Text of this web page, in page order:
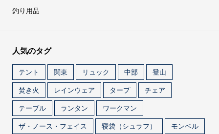
釣り用品
人気のタグ
テント 関東 リュック 中部
登山
焚き火
レインウェア タープ
チェア
テーブル
ランタン
ワークマン
ザ・ノース・フェイス
寝袋（シュラフ） モンベル